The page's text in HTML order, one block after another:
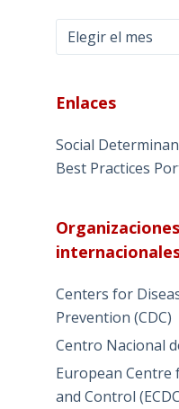
Archivo
Enlaces
Social
Best Practices
Centers for
Prevention (CDC)
Centro Nacional
European Centre
and Control